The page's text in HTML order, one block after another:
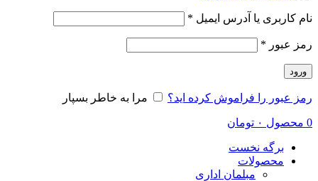
نام کاربری یا آدرس ایمیل *
رمز عبور *
ورود
رمز عبور را فراموش کرده اید؟ مرا به خاطر بسپار
0 محصول ۰ تومان
برگه نخست
محصولات
مبلمان اداری